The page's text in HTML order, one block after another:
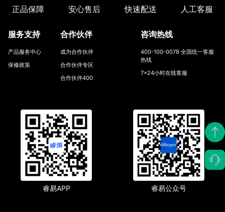
正品保障 安心售后 快速配送 人工客服
服务支持
产品服务中心
保修政策
合作伙伴
成为合作伙伴
合作伙伴专区
合作伙伴400
咨询热线
400-100-0078 全国统一客服
热线
7x24小时在线客服
睿易APP 睿易公众号